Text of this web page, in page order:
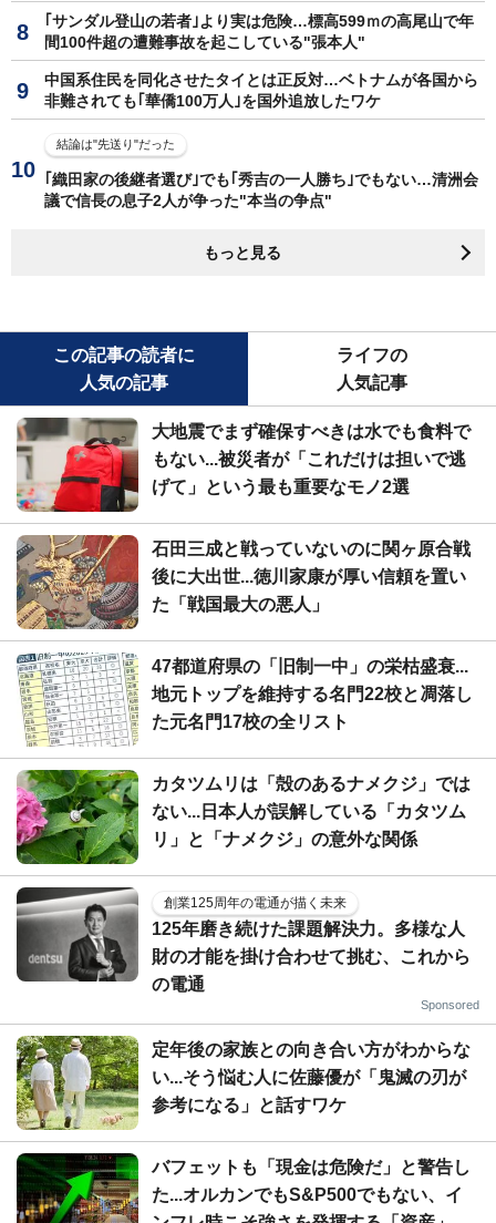
｢サンダル登山の若者｣より実は危険…標高599ｍの高尾山で年
間100件超の遭難事故を起こしている"張本人"
中国系住民を同化させたタイとは正反対…ベトナムが各国から
非難されても｢華僑100万人｣を国外追放したワケ
結論は"先送り"だった
｢織田家の後継者選び｣でも｢秀吉の一人勝ち｣でもない…清洲会
議で信長の息子2人が争った"本当の争点"
もっと見る
この記事の読者に
人気の記事
ライフの
人気記事
大地震でまず確保すべきは水でも食料で
もない...被災者が「これだけは担いで逃
げて」という最も重要なモノ2選
石田三成と戦っていないのに関ヶ原合戦
後に大出世...徳川家康が厚い信頼を置い
た「戦国最大の悪人」
47都道府県の「旧制一中」の栄枯盛衰...
地元トップを維持する名門22校と凋落し
た元名門17校の全リスト
カタツムリは「殻のあるナメクジ」では
ない...日本人が誤解している「カタツム
リ」と「ナメクジ」の意外な関係
創業125周年の電通が描く未来
125年磨き続けた課題解決力。多様な人
財の才能を掛け合わせて挑む、これから
の電通
Sponsored
定年後の家族との向き合い方がわからな
い...そう悩む人に佐藤優が「鬼滅の刃が
参考になる」と話すワケ
バフェットも「現金は危険だ」と警告し
た...オルカンでもS&P500でもない、イ